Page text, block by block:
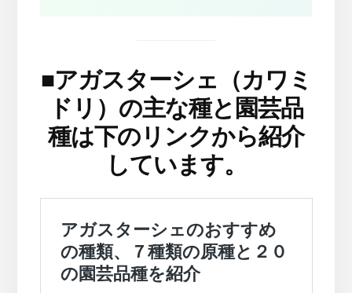
■アガスターシェ（カワミ
ドリ）の主な種と園芸品
種は下のリンクから紹介
しています。